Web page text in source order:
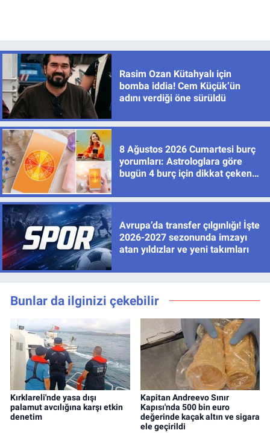
Rasim Ozan Kütahyalı için
bomba iddia! Cem Küçük’ün
adını verdiği öne sürüldü
8 Ağustos 2026 Cumartesi burç
yorumları: Astrologlara göre
bugün 4 burç için dikkat çeken
Avrupa’da transfer çılgınlığı! İşte
2026-2027 sezonunda imzayı
atan yıldızlar ve yeni takımları
Bunlar da ilginizi çekebilir
Kırklareli'nde yasa dışı
palamut avcılığına karşı etkin
denetim
Kapitan Andreevo Sınır
Kapısı'nda 500 bin euro
değerinde kaçak altın ve sigara
ele geçirildi